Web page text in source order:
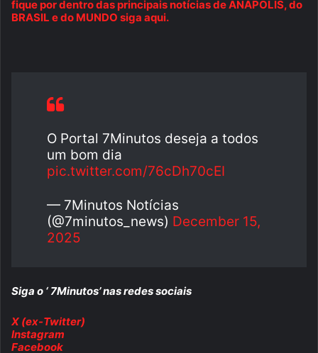
fique por dentro das principais notícias de ANÁPOLIS, do
BRASIL e do MUNDO siga aqui.
O Portal 7Minutos deseja a todos
um bom dia
pic.twitter.com/76cDh70cEI
— 7Minutos Notícias
(@7minutos_news) December 15,
2025
Siga o ‘ 7Minutos’ nas redes sociais
X (ex-Twitter)
Instagram
Facebook